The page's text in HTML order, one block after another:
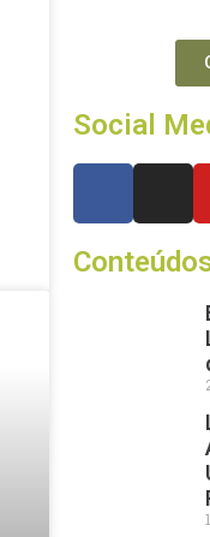
Social